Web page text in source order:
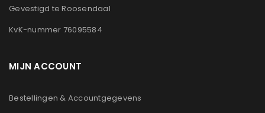
Gevestigd te Roosendaal
KvK-nummer 76095584
MIJN ACCOUNT
Bestellingen & Accountgegevens